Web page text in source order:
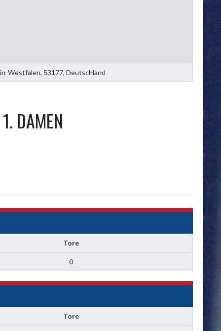
Westfalen, 53177, Deutschland
1. DAMEN
Tore
0
Tore